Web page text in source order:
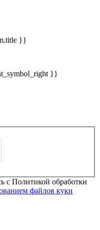
}}
}}
с Политикой обработки
файлов куки